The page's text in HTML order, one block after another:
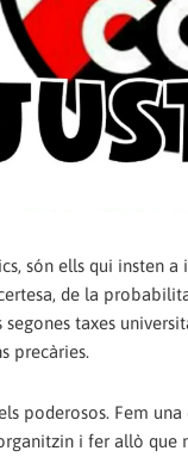
són ells qui insten
de la
taxes
precàries.
poderosos. Fem
i fer allò que